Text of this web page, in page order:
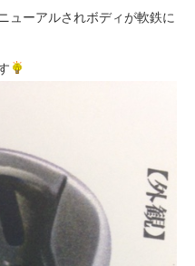
ューアルされボディが軟鉄に